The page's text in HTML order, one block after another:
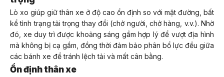
Lò xo giúp giữ thân xe ở độ cao ổn định so với mặt đường, bất
kể tình trạng tải trọng thay đổi (chở người, chở hàng, v.v.). Nhờ
đó, xe duy trì được khoảng sáng gầm hợp lý để vượt địa hình
mà không bị cạ gầm, đồng thời đảm bảo phân bổ lực đều giữa
các bánh xe để tránh lệch tải và mất cân bằng.
Ổn định thân xe